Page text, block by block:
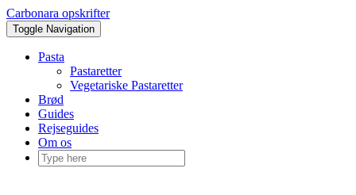
Skip
to
content
Carbonara opskrifter
Toggle Navigation
Pasta
Pastaretter
Vegetariske Pastaretter
Brød
Guides
Rejseguides
Om os